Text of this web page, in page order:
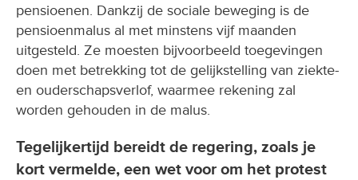
pensioenen. Dankzij de sociale beweging is de
pensioenmalus al met minstens vijf maanden
uitgesteld. Ze moesten bijvoorbeeld toegevingen
doen met betrekking tot de gelijkstelling van ziekte-
en ouderschapsverlof, waarmee rekening zal
worden gehouden in de malus.
Tegelijkertijd bereidt de regering, zoals je
kort vermelde, een wet voor om het protest